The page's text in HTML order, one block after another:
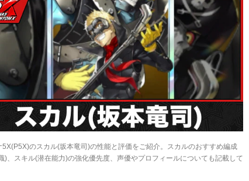
5X(P5X)のスカル(坂本竜司)の性能と評価をご紹介。スカルのおすすめ編成
)、スキル(潜在能力)の強化優先度、声優やプロフィールについても記載して